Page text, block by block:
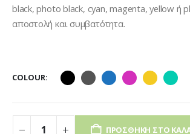
black, photo black, cyan, magenta, yellow ή
αποστολή και συμβατότητα.
COLOUR
ΠΡΟΣΘΉΚΗ ΣΤΟ